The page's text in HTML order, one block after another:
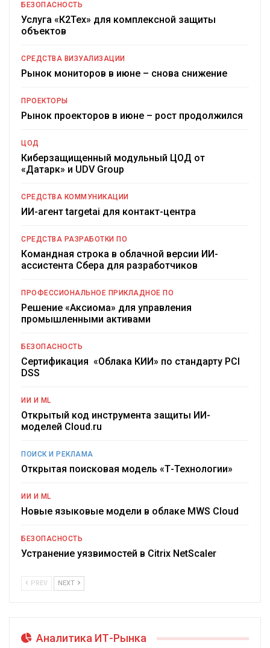
БЕЗОПАСНОСТЬ
Услуга «К2Тех» для комплексной защиты
объектов
СРЕДСТВА ВИЗУАЛИЗАЦИИ
Рынок мониторов в июне – снова снижение
ПРОЕКТОРЫ
Рынок проекторов в июне – рост продолжился
ЦОД
Киберзащищенный модульный ЦОД от
«Датарк» и UDV Group
СРЕДСТВА КОММУНИКАЦИИ
ИИ-агент targetai для контакт-центра
СРЕДСТВА РАЗРАБОТКИ ПО
Командная строка в облачной версии ИИ-
ассистента Сбера для разработчиков
ПРОФЕССИОНАЛЬНОЕ ПРИКЛАДНОЕ ПО
Решение «Аксиома» для управления
промышленными активами
БЕЗОПАСНОСТЬ
Сертификация «Облака КИИ» по стандарту PCI
DSS
ИИ И ML
Открытый код инструмента защиты ИИ-
моделей Cloud.ru
ПОИСК И РЕКЛАМА
Открытая поисковая модель «Т-Технологии»
ИИ И ML
Новые языковые модели в облаке MWS Cloud
БЕЗОПАСНОСТЬ
Устранение уязвимостей в Citrix NetScaler
PREV NEXT
Аналитика ИТ-Рынка